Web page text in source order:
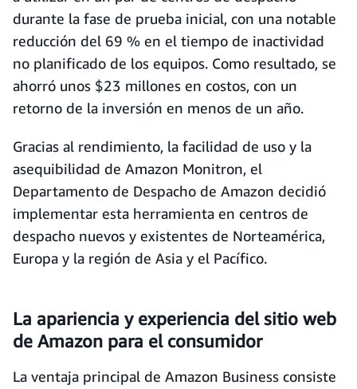
durante la fase de prueba inicial, con una notable
reducción del 69 % en el tiempo de inactividad
no planificado de los equipos. Como resultado, se
ahorró unos $23 millones en costos, con un
retorno de la inversión en menos de un año.
Gracias al rendimiento, la facilidad de uso y la
asequibilidad de Amazon Monitron, el
Departamento de Despacho de Amazon decidió
implementar esta herramienta en centros de
despacho nuevos y existentes de Norteamérica,
Europa y la región de Asia y el Pacífico.
La apariencia y experiencia del sitio web
de Amazon para el consumidor
La ventaja principal de Amazon Business consiste